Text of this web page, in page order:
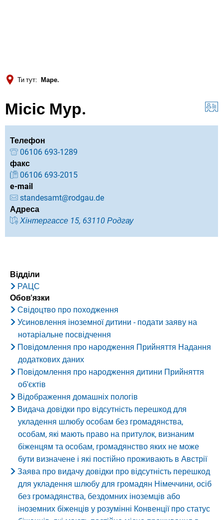
Ти тут: Маре.
Місіс Мур.
Телефон
06106 693-1289
факс
06106 693-2015
e-mail
standesamt@rodgau.de
Адреса
Хінтергассе 15, 63110 Родгау
Відділи
РАЦС
Обов'язки
Свідоцтво про походження
Усиновлення іноземної дитини - подати заяву на
нотаріальне посвідчення
Повідомлення про народження Прийняття Надання
додаткових даних
Повідомлення про народження дитини Прийняття
об'єктів
Відображення домашніх пологів
Видача довідки про відсутність перешкод для
укладення шлюбу особам без громадянства,
особам, які мають право на притулок, визнаним
біженцям та особам, громадянство яких не може
бути визначене і які постійно проживають в Австрії
Заява про видачу довідки про відсутність перешкод
для укладення шлюбу для громадян Німеччини, осіб
без громадянства, бездомних іноземців або
іноземних біженців у розумінні Конвенції про статус